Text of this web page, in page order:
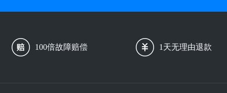
100倍故障赔偿 1天无理由退款